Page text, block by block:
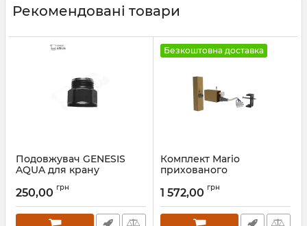
Рекомендовані товари
Подовжувач GENESIS
AQUA для крану
Артикул: A7001
250,00 грн
Безкоштовна доставка
Комплект Mario
прихованого
трубу) золото сатин
Артикул:3.0.1000.0.P-GS
1 572,00 грн